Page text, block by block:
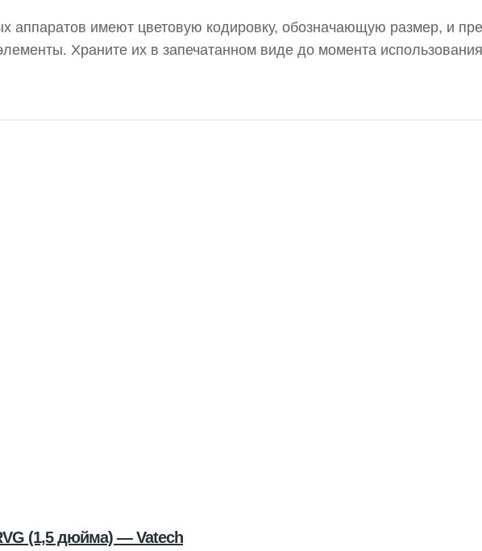
аппаратов имеют цветовую кодировку, обозначающую размер, и
Храните их в запечатанном виде до момента
этикетку и дайте ей “подышать” в течение 60 секунд перед
(1,5 дюйма) — Vatech